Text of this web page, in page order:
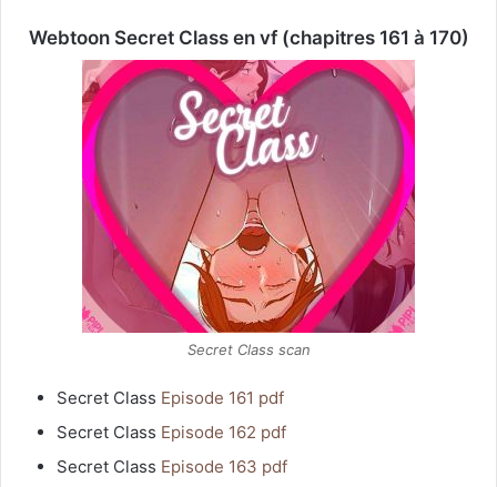
Webtoon Secret Class en vf (chapitres 161 à 170)
Secret Class scan
Secret Class Episode 161 pdf
Secret Class Episode 162 pdf
Secret Class Episode 163 pdf